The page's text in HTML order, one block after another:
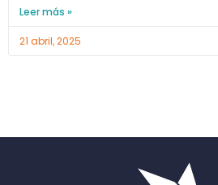
Leer más »
21 abril, 2025